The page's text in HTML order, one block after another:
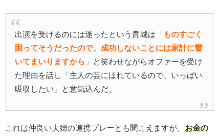
出演を受けるのには迷ったという貴城は「 ものすごく
困ってそうだったので。成功しないことには家計に響
いてまいりますから 」と笑わせながらオファーを受け
た理由を話し「主人の芸にほれているので、いっぱい
吸収したい」と意気込んだ。
これは仲良い夫婦の連携プレーとも聞こえますが、 お金の